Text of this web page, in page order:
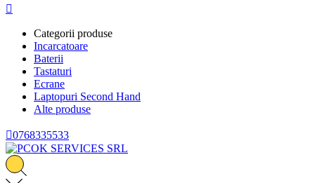

Categorii produse
Incarcatoare
Baterii
Tastaturi
Ecrane
Laptopuri Second Hand
Alte produse
0768335533